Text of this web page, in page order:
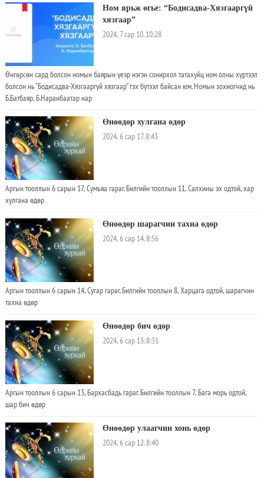
уурчид анхааруулж байгаа ба үүний үр дагаврыг дэлхий дахинаа мэдэрч эхлээд
Ном ярьж өгье: “Бодисадва-Хязгааргүй
хязгаар”
2024, 7 сар 10. 10:28
Өнгөрсөн сард болсон номын баярын үеэр нэгэн сонирхол татахуйц ном олны хүртээл
болсон нь “Бодисадва-Хязгааргүй хязгаар” гэх бүтээл байсан юм. Номын зохиогчид нь
Б.Батбаяр, Б.Наранбаатар нар
Өнөөдөр хулгана өдөр
2024, 6 сар 17. 8:43
Аргын тооллын 6 сарын 17, Сумъяа гараг. Билгийн тооллын 11, Салхины эх одтой, хар
хулгана өдөр
Өнөөдөр шарагчин тахиа өдөр
2024, 6 сар 14. 8:56
Аргын тооллын 6 сарын 14, Сугар гараг. Билгийн тооллын 8, Харцага одтой, шарагчин
тахиа өдөр
Өнөөдөр бич өдөр
2024, 6 сар 13. 8:31
Аргын тооллын 6 сарын 13, Бархасбадь гараг. Билгийн тооллын 7, Бага морь одтой,
шар бич өдөр
Өнөөдөр улаагчин хонь өдөр
2024, 6 сар 12. 8:40